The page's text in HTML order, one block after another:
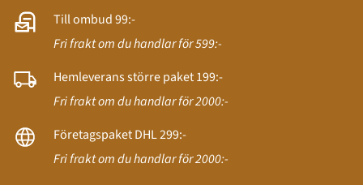
Till ombud 99:-
Fri frakt om du handlar för 599:-
Hemleverans större paket 199:-
Fri frakt om du handlar för 2000:-
Företagspaket DHL 299:-
Fri frakt om du handlar för 2000:-